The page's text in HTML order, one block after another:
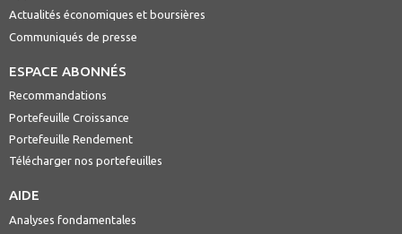
Actualités économiques et boursières
Communiqués de presse
ESPACE ABONNÉS
Recommandations
Portefeuille Croissance
Portefeuille Rendement
Télécharger nos portefeuilles
AIDE
Analyses fondamentales